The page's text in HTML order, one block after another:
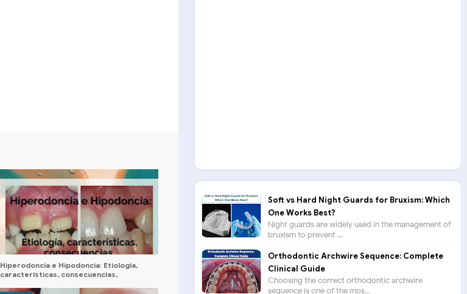
Hiperodoncia e Hipodoncia: Etiología,
características, consecuencias,
Soft vs Hard Night Guards for Bruxism: Which
One Works Best?
Night guards are widely used in the management of
bruxism to prevent ...
Orthodontic Archwire Sequence: Complete
Clinical Guide
Choosing the correct orthodontic archwire
sequence is one of the mos...